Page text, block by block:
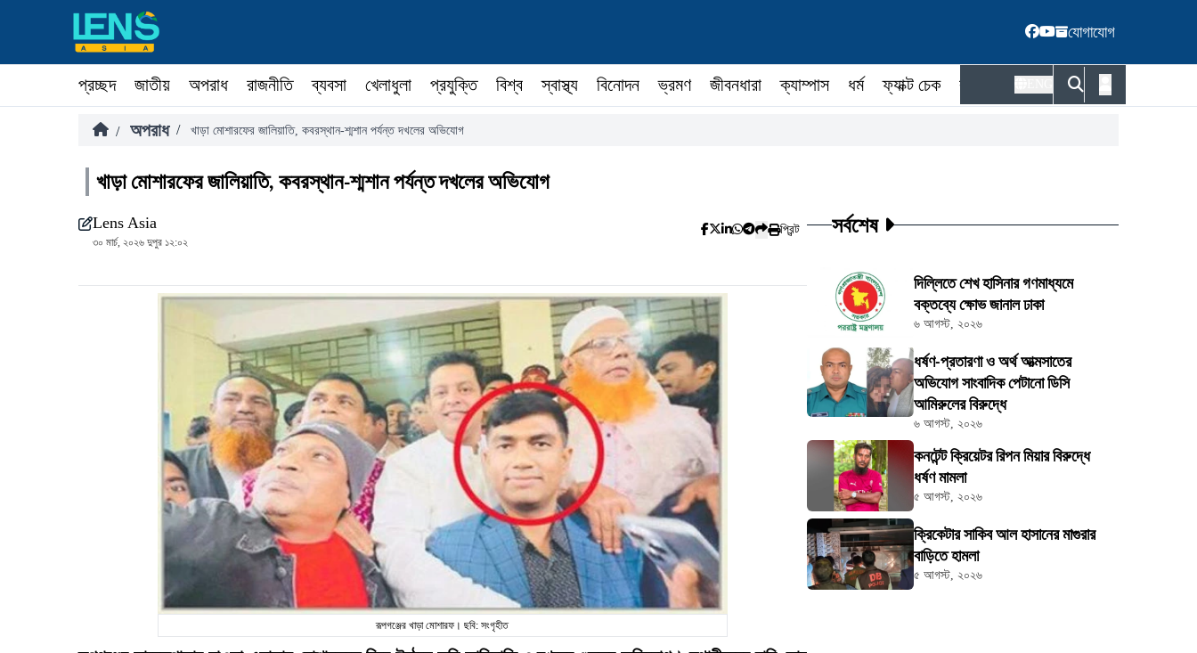
যোগাযোগ
প্রচ্ছদ জাতীয় অপরাধ রাজনীতি ব্যবসা খেলাধুলা প্রযুক্তি বিশ্ব স্বাস্থ্য বিনোদন ভ্রমণ জীবনধারা ক্যাম্পাস ধর্ম ফ্যাক্ট চেক কর্মকর্তা
/ অপরাধ / খাড়া মোশারফের জালিয়াতি, কবরস্থান-শ্মশান পর্যন্ত দখলের অভিযোগ
খাড়া মোশারফের জালিয়াতি, কবরস্থান-শ্মশান পর্যন্ত দখলের অভিযোগ
Lens Asia
৩০ মার্চ, ২০২৬ দুপুর ১২:০২
প্রিন্ট
রূপগঞ্জের খাড়া মোশারফ। ছবি: সংগৃহীত
সর্বশেষ
দিল্লিতে শেখ হাসিনার গণমাধ্যমে
বক্তব্যে ক্ষোভ জানাল ঢাকা
৬ আগস্ট, ২০২৬
ধর্ষণ-প্রতারণা ও অর্থ আত্মসাতের
অভিযোগ সাংবাদিক পেটানো ডিসি
আমিরুলের বিরুদ্ধে
৬ আগস্ট, ২০২৬
কনটেন্ট ক্রিয়েটর রিপন মিয়ার বিরুদ্ধে
ধর্ষণ মামলা
৫ আগস্ট, ২০২৬
ক্রিকেটার সাকিব আল হাসানের মাগুরার
বাড়িতে হামলা
৫ আগস্ট, ২০২৬